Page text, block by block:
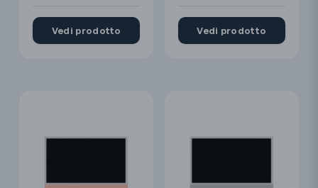
Vedi prodotto Vedi prodotto